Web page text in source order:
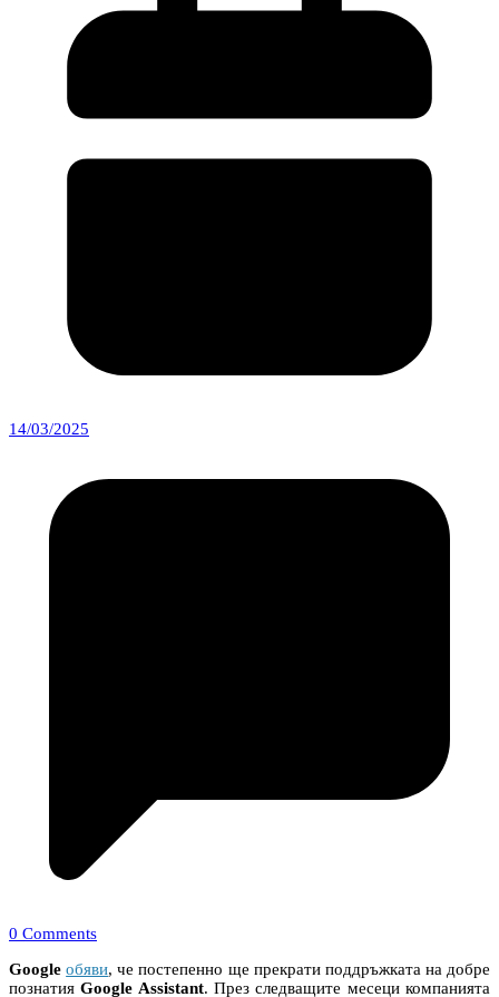
14/03/2025
0 Comments
Googleобяви, че постепенно ще прекрати поддръжката на добре
познатияGoogle Assistant. През следващите месеци компанията